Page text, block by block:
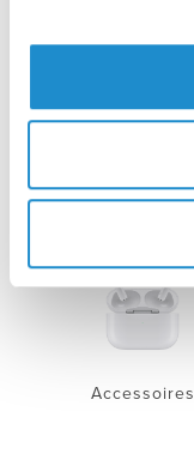
iPhone
Accessoires